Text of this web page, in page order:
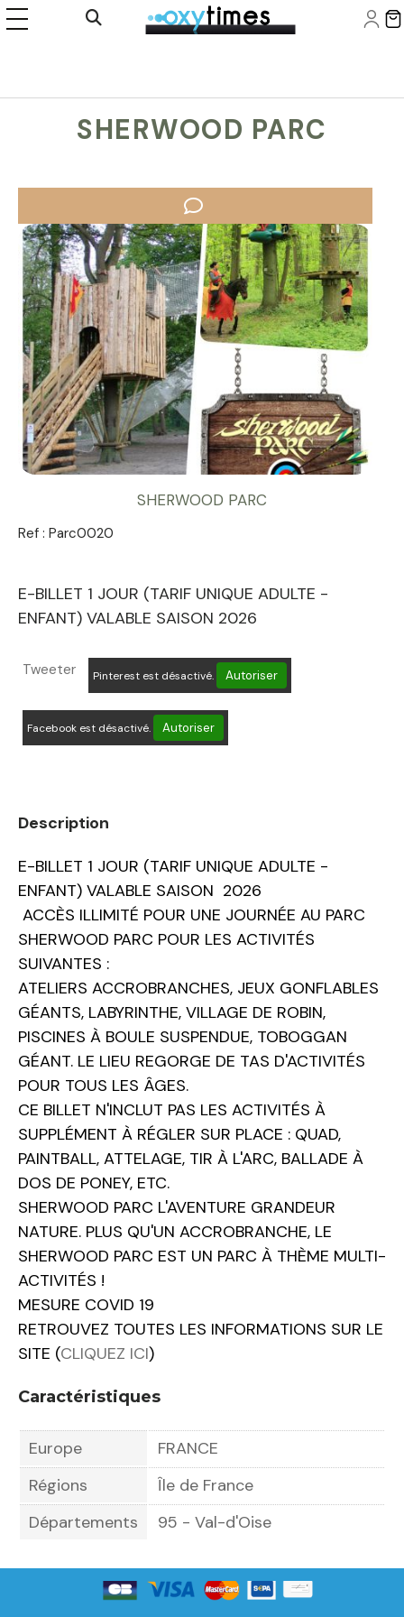
Ouvrir la recherche
SHERWOOD PARC
SHERWOOD PARC
Ref : Parc0020
E-BILLET 1 JOUR (TARIF UNIQUE ADULTE -
ENFANT) VALABLE SAISON 2026
Tweeter Pinterest est désactivé. Autoriser
Facebook est désactivé. Autoriser
Description
E-BILLET 1 JOUR (TARIF UNIQUE ADULTE -
ENFANT) VALABLE SAISON 2026
ACCÈS ILLIMITÉ POUR UNE JOURNÉE AU PARC
SHERWOOD PARC POUR LES ACTIVITÉS
SUIVANTES :
ATELIERS ACCROBRANCHES, JEUX GONFLABLES
GÉANTS, LABYRINTHE, VILLAGE DE ROBIN,
PISCINES À BOULE SUSPENDUE, TOBOGGAN
GÉANT. LE LIEU REGORGE DE TAS D'ACTIVITÉS
POUR TOUS LES ÂGES.
CE BILLET N'INCLUT PAS LES ACTIVITÉS À
SUPPLÉMENT À RÉGLER SUR PLACE : QUAD,
PAINTBALL, ATTELAGE, TIR À L'ARC, BALLADE À
DOS DE PONEY, ETC.
SHERWOOD PARC L'AVENTURE GRANDEUR
NATURE. PLUS QU'UN ACCROBRANCHE, LE
SHERWOOD PARC EST UN PARC À THÈME MULTI-
ACTIVITÉS !
MESURE COVID 19
RETROUVEZ TOUTES LES INFORMATIONS SUR LE
SITE (CLIQUEZ ICI)
Caractéristiques
Europe
FRANCE
Régions
Île de France
Départements
95 - Val-d'Oise
Panneau de gestion des cookies